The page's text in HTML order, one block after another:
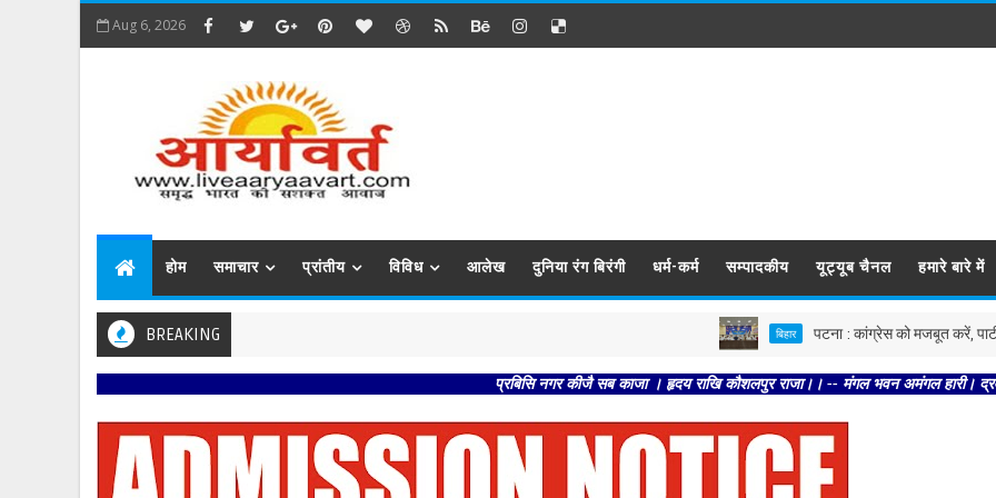
Aug 6, 2026
होम समाचार प्रांतीय विविध आलेख दुनिया रंग बिरंगी धर्म-कर्म सम्पादकीय यूट्यूब चैनल हमारे बारे में
BREAKING बिहार पटना : कांग्रेस को मजबूत करें, पार्टी आपको
प्रबिसि नगर कीजै सब काजा । हृदय राखि कौशलपुर राजा।। -- मंगल भवन अमंगल हारी। द्रवहु